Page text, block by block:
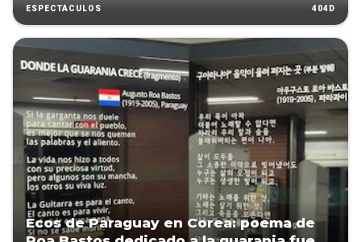
ESPECTÁCULOS 404D
Ecos de Paraguay en Corea: poema de